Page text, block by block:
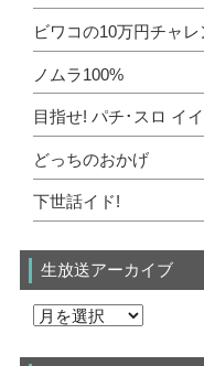
ビワコの10万円チャレ
ノムラ100%
目指せ! パチ･スロ イ
どっちのおかげ
下世話イド!
生放送アーカイブ